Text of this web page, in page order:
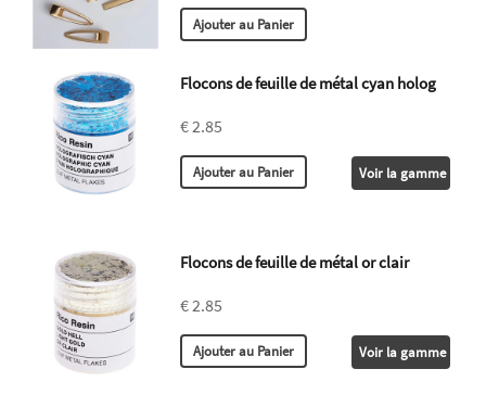
Flocons de feuille de métal cyan holog
€ 2.85
Voir la gamme
Flocons de feuille de métal or clair
€ 2.85
Voir la gamme